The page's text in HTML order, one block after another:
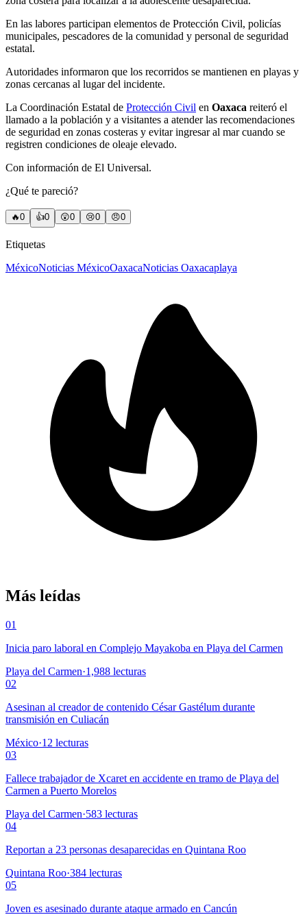
En las labores participan elementos de Protección Civil, policías
municipales, pescadores de la comunidad y personal de seguridad
estatal.
Autoridades informaron que los recorridos se mantienen en playas y
zonas cercanas al lugar del incidente.
La Coordinación Estatal de Protección Civil en Oaxaca reiteró el
llamado a la población y a visitantes a atender las recomendaciones
de seguridad en zonas costeras y evitar ingresar al mar cuando se
registren condiciones de oleaje elevado.
Con información de El Universal.
¿Qué te pareció?
🔥0 👍0 😲0 😢0 😠0
Etiquetas
MéxicoNoticias MéxicoOaxacaNoticias Oaxacaplaya
Más leídas
01
Inicia paro laboral en Complejo Mayakoba en Playa del Carmen
Playa del Carmen·1,988 lecturas
02
Asesinan al creador de contenido César Gastélum durante
transmisión en Culiacán
México·12 lecturas
03
Fallece trabajador de Xcaret en accidente en tramo de Playa del
Carmen a Puerto Morelos
Playa del Carmen·583 lecturas
04
Reportan a 23 personas desaparecidas en Quintana Roo
Quintana Roo·384 lecturas
05
Joven es asesinado durante ataque armado en Cancún